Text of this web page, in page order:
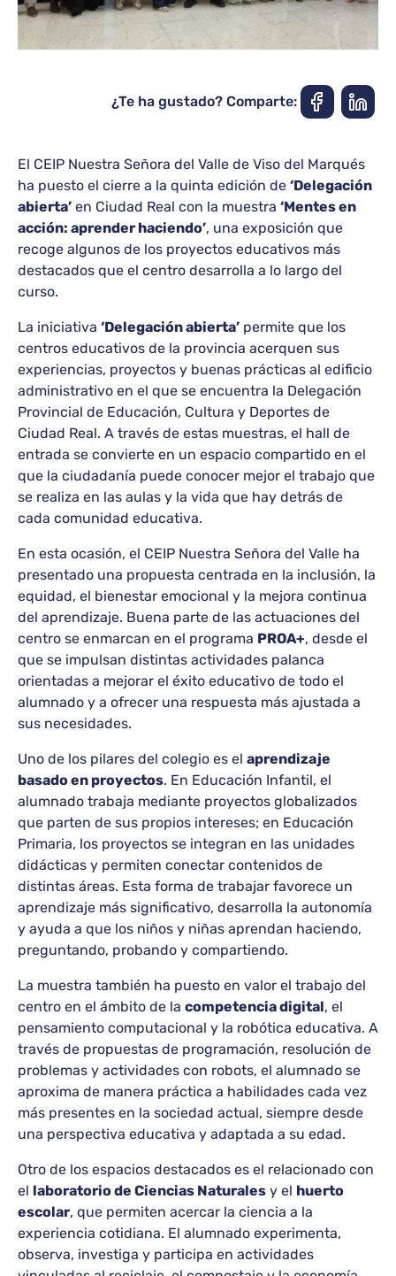
¿Te ha gustado? Comparte:
El CEIP Nuestra Señora del Valle de Viso del Marqués
ha puesto el cierre a la quinta edición de ‘Delegación
abierta’ en Ciudad Real con la muestra ‘Mentes en
acción: aprender haciendo’, una exposición que
recoge algunos de los proyectos educativos más
destacados que el centro desarrolla a lo largo del
curso.
La iniciativa ‘Delegación abierta’ permite que los
centros educativos de la provincia acerquen sus
experiencias, proyectos y buenas prácticas al edificio
administrativo en el que se encuentra la Delegación
Provincial de Educación, Cultura y Deportes de
Ciudad Real. A través de estas muestras, el hall de
entrada se convierte en un espacio compartido en el
que la ciudadanía puede conocer mejor el trabajo que
se realiza en las aulas y la vida que hay detrás de
cada comunidad educativa.
En esta ocasión, el CEIP Nuestra Señora del Valle ha
presentado una propuesta centrada en la inclusión, la
equidad, el bienestar emocional y la mejora continua
del aprendizaje. Buena parte de las actuaciones del
centro se enmarcan en el programa PROA+, desde el
que se impulsan distintas actividades palanca
orientadas a mejorar el éxito educativo de todo el
alumnado y a ofrecer una respuesta más ajustada a
sus necesidades.
Uno de los pilares del colegio es el aprendizaje
basado en proyectos. En Educación Infantil, el
alumnado trabaja mediante proyectos globalizados
que parten de sus propios intereses; en Educación
Primaria, los proyectos se integran en las unidades
didácticas y permiten conectar contenidos de
distintas áreas. Esta forma de trabajar favorece un
aprendizaje más significativo, desarrolla la autonomía
y ayuda a que los niños y niñas aprendan haciendo,
preguntando, probando y compartiendo.
La muestra también ha puesto en valor el trabajo del
centro en el ámbito de la competencia digital, el
pensamiento computacional y la robótica educativa. A
través de propuestas de programación, resolución de
problemas y actividades con robots, el alumnado se
aproxima de manera práctica a habilidades cada vez
más presentes en la sociedad actual, siempre desde
una perspectiva educativa y adaptada a su edad.
Otro de los espacios destacados es el relacionado con
el laboratorio de Ciencias Naturales y el huerto
escolar, que permiten acercar la ciencia a la
experiencia cotidiana. El alumnado experimenta,
observa, investiga y participa en actividades